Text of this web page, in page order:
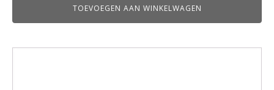
TOEVOEGEN AAN WINKELWAGEN